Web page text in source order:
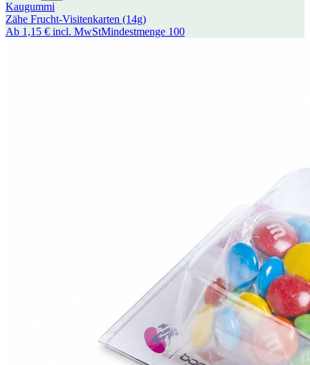
Kaugummi
Zähe Frucht-Visitenkarten (14g)
Ab 1,15 € incl. MwStMindestmenge 100